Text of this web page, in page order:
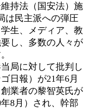
持法（国安法）施
は民主派への弾圧
生、メディア、教
し、多数の人々が
局に対して批判し
日報）が21年6月
業者の黎智英氏が
8月）され、幹部